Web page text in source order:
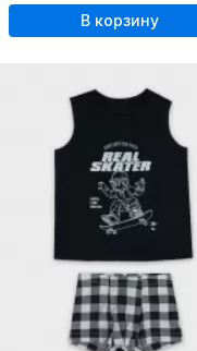
В корзину